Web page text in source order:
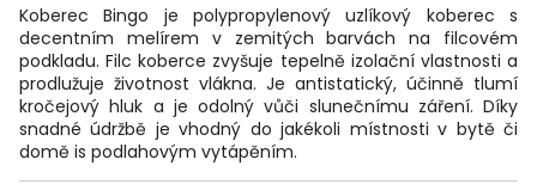
Koberec Bingo je polypropylenový uzlíkový koberec s
decentním melírem v zemitých barvách na filcovém
podkladu. Filc koberce zvyšuje tepelně izolační vlastnosti a
prodlužuje životnost vlákna. Je antistatický, účinně tlumí
kročejový hluk a je odolný vůči slunečnímu záření. Díky
snadné údržbě je vhodný do jakékoli místnosti v bytě či
domě is podlahovým vytápěním.